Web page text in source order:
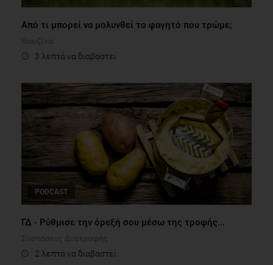
Από τι μπορεί να μολυνθεί το φαγητό που τρώμε;
Κουζίνα
3 λεπτά να διαβαστεί
PODCAST
ΓΔ - Ρύθμισε την όρεξή σου μέσω της τροφής...
Συστάσεις Διατροφής
2 λεπτά να διαβαστεί